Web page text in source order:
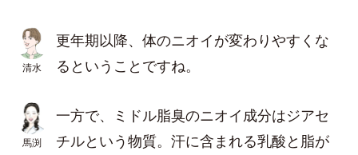
清水
更年期以降、体のニオイが変わりやすくな
るということですね。
馬渕
一方で、ミドル脂臭のニオイ成分はジアセ
チルという物質。汗に含まれる乳酸と脂が